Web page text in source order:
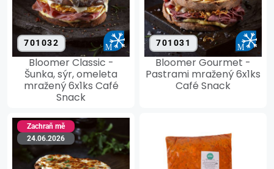
701032
Bloomer Classic -
Šunka, sýr, omeleta
mražený 6x1ks Café
Snack
701031
Bloomer Gourmet -
Pastrami mražený 6x1ks
Café Snack
Zachraň mě
24.06.2026